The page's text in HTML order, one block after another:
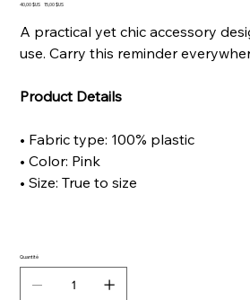
Prix
40,00 $US
Prix
15,00 $US
A practical yet chic accessory
use. Carry this reminder
Product Details
• Fabric type: 100% plastic
• Color: Pink
• Size: True to size
Quantité